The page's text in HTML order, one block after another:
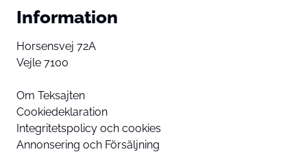
Information
Horsensvej 72A
Vejle 7100
Om Teksajten
Cookiedeklaration
Integritetspolicy och cookies
Annonsering och Försäljning